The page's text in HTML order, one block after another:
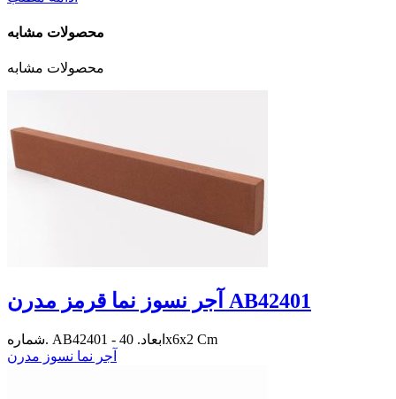
محصولات مشابه
محصولات مشابه
آجر نسوز نما قرمز مدرن AB42401
شماره. AB42401 - ابعاد. 40x6x2 Cm
آجر نما نسوز مدرن